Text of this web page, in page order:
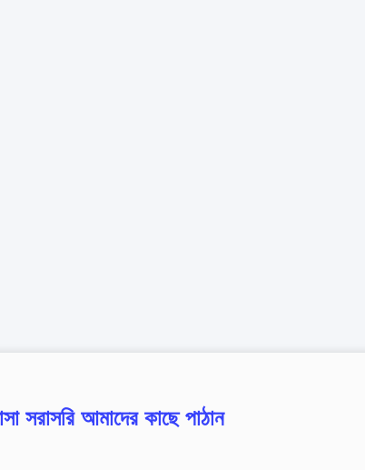
সরাসরি আমাদের কাছে পাঠান